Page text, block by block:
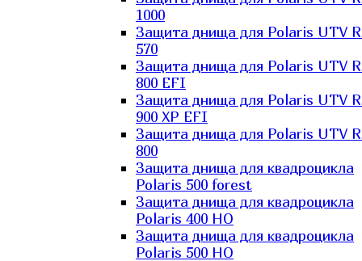
1000
Защита днища для Polaris UTV
570
Защита днища для Polaris UTV
800 EFI
Защита днища для Polaris UTV
900 XP EFI
Защита днища для Polaris UTV
800
Защита днища для квадроцикла
Polaris 500 forest
Защита днища для квадроцикла
Polaris 400 HO
Защита днища для квадроцикла
Polaris 500 HO